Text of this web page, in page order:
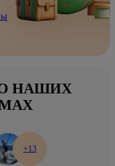
НАШИХ
+13